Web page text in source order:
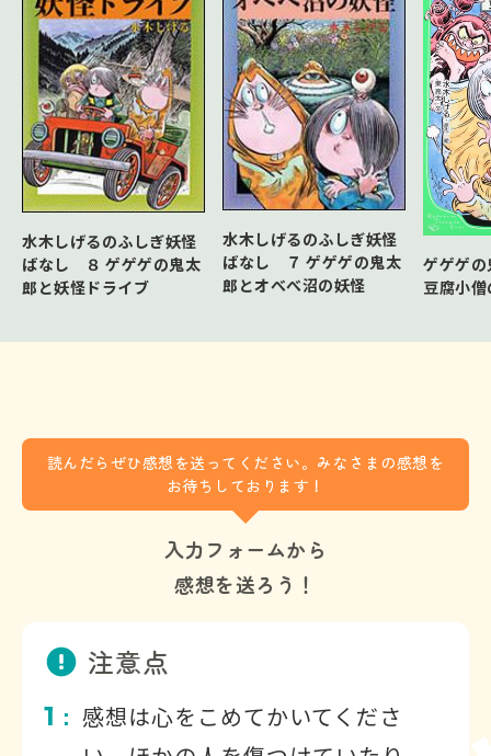
水木しげるのふしぎ妖怪
ばなし ８ ゲゲゲの鬼太
郎と妖怪ドライブ
水木しげるのふしぎ妖怪
ばなし ７ ゲゲゲの鬼太
郎とオべべ沼の妖怪
ゲゲゲ
豆腐小
読んだらぜひ感想を送ってください。みなさまの感想を
お待ちしております！
入力フォームから
感想を送ろう！
注意点
1 ： 感想は心をこめてかいてくださ